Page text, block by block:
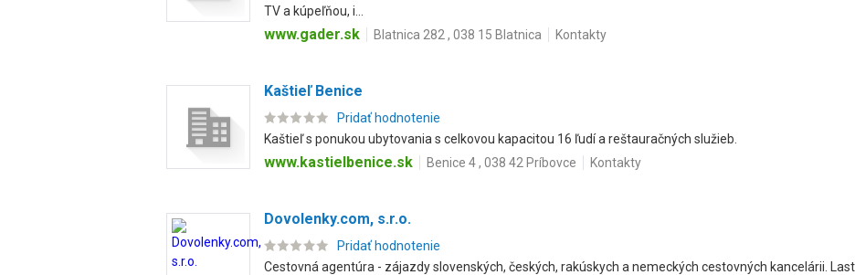
TV a kúpeľňou, i...
www.gader.sk Blatnica 282 , 038 15 Blatnica Kontakty
Kaštieľ Benice
Pridať hodnotenie
Kaštieľ s ponukou ubytovania s celkovou kapacitou 16 ľudí a reštauračných služieb.
www.kastielbenice.sk Benice 4 , 038 42 Príbovce Kontakty
Dovolenky.com, s.r.o.
Pridať hodnotenie
Cestovná agentúra - zájazdy slovenských, českých, rakúskych a nemeckých cestovných kancelárii.